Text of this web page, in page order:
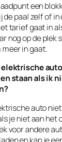
een
de paal zelf of in
tarief gaat in
nog op de plek
in gaat.
elektrische
staan als ik
auto
je niet aan het
voor andere